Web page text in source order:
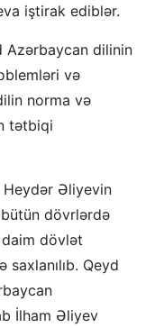
iştirak ediblər.
Azərbaycan dilinin
və
norma və
tətbiqi
Əliyevin
dövrlərdə
dövlət
Qeyd
İlham Əliyev